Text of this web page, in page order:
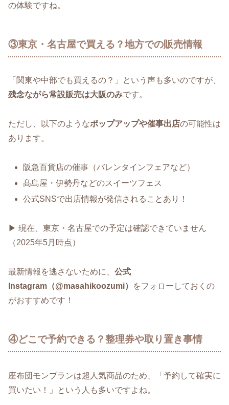
の体験ですね。
③東京・名古屋で買える？地方での販売情報
「関東や中部でも買えるの？」という声も多いのですが、
残念ながら常設販売は大阪のみです。
ただし、以下のようなポップアップや催事出店の可能性は
あります。
阪急百貨店の催事（バレンタインフェアなど）
髙島屋・伊勢丹などのスイーツフェス
公式SNSで出店情報が発信されることあり！
▶ 現在、東京・名古屋での予定は確認できていません
（2025年5月時点）
最新情報を逃さないために、 公式
Instagram（@masahikoozumi）
をフォローしておくの
がおすすめです！
④どこで予約できる？整理券や取り置き事情
座布団モンブランは超人気商品のため、「予約して確実に
買いたい！」という人も多いですよね。